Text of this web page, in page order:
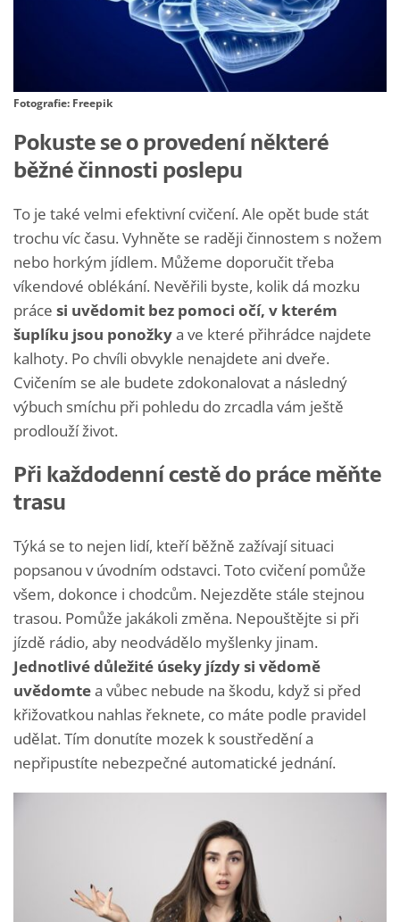
Fotografie: Freepik
Pokuste se o provedení některé
běžné činnosti poslepu
To je také velmi efektivní cvičení. Ale opět bude stát
trochu víc času. Vyhněte se raději činnostem s nožem
nebo horkým jídlem. Můžeme doporučit třeba
víkendové oblékání. Nevěřili byste, kolik dá mozku
práce si uvědomit bez pomoci očí, v kterém
šuplíku jsou ponožkya ve které přihrádce najdete
kalhoty. Po chvíli obvykle nenajdete ani dveře.
Cvičením se ale budete zdokonalovat a následný
výbuch smíchu při pohledu do zrcadla vám ještě
prodlouží život.
Při každodenní cestě do práce měňte
trasu
Týká se to nejen lidí, kteří běžně zažívají situaci
popsanou v úvodním odstavci. Toto cvičení pomůže
všem, dokonce i chodcům. Nejezděte stále stejnou
trasou. Pomůže jakákoli změna. Nepouštějte si při
jízdě rádio, aby neodvádělo myšlenky jinam.
Jednotlivé důležité úseky jízdy si vědomě
uvědomtea vůbec nebude na škodu, když si před
křižovatkou nahlas řeknete, co máte podle pravidel
udělat. Tím donutíte mozek k soustředění a
nepřipustíte nebezpečné automatické jednání.